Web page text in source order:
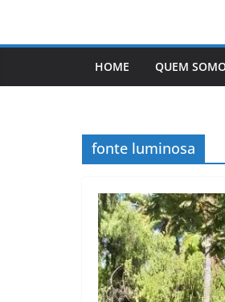
HOME QUEM
fonte luminosa